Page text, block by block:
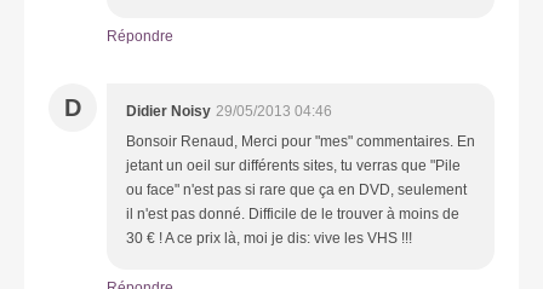
Répondre
D Didier Noisy 29/05/2013 04:46
Bonsoir Renaud, Merci pour "mes" commentaires. En
jetant un oeil sur différents sites, tu verras que "Pile
ou face" n'est pas si rare que ça en DVD, seulement
il n'est pas donné. Difficile de le trouver à moins de
30 € ! A ce prix là, moi je dis: vive les VHS !!!